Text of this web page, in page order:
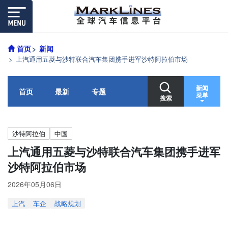
首页 新闻
上汽通用五菱与沙特联合汽车集团携手进军沙特阿拉伯市场
首页 最新 专题
搜索
新闻
菜单
沙特阿拉伯 中国
上汽通用五菱与沙特联合汽车集团携手进军
沙特阿拉伯市场
2026年05月06日
上汽 车企 战略规划